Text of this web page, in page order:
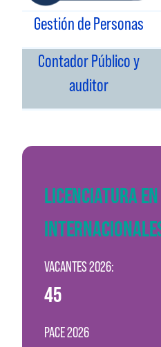
Gestión de Personas
Contador Público y
auditor
LICENCIATURA
VACANTES 2026:
45
PACE 2026